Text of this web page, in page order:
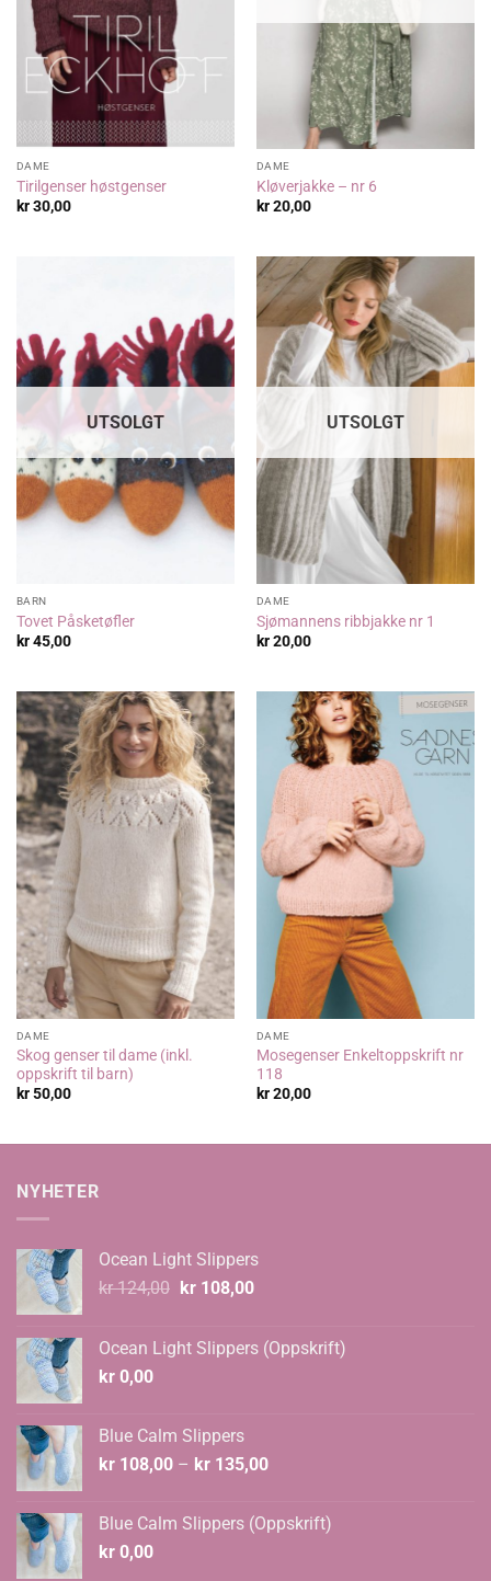
DAME
Tirilgenser høstgenser
kr30,00
DAME
Kløverjakke – nr 6
kr20,00
UTSOLGT
BARN
Tovet Påsketøfler
kr45,00
UTSOLGT
DAME
Sjømannens ribbjakke nr 1
kr20,00
DAME
Skog genser til dame (inkl.
oppskrift til barn)
kr50,00
DAME
Mosegenser Enkeltoppskrift nr
118
kr20,00
NYHETER
Ocean Light Slippers
kr124,00 Opprinnelig
kr 124,00.
kr108,00Nåværende
kr 108,00.
Ocean Light Slippers (Oppskrift)
kr 0,00
Blue Calm Slippers
kr 108,00 – kr 135,00Prisområde:
kr 135,00
Blue Calm Slippers (Oppskrift)
kr 0,00